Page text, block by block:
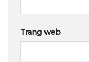
Trang web